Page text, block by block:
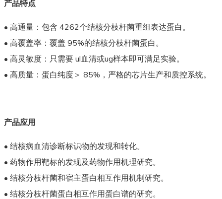
产品特点
• 高通量：包含 4262个结核分枝杆菌重组表达蛋白。
• 高覆盖率：覆盖 95%的结核分枝杆菌蛋白。
• 高灵敏度：只需要 ul血清或ug样本即可满足实验。
• 高质量：蛋白纯度＞ 85%，严格的芯片生产和质控系统。
产品应用
• 结核病血清诊断标识物的发现和转化。
• 药物作用靶标的发现及药物作用机理研究。
• 结核分枝杆菌和宿主蛋白相互作用机制研究。
• 结核分枝杆菌蛋白相互作用蛋白谱的研究。